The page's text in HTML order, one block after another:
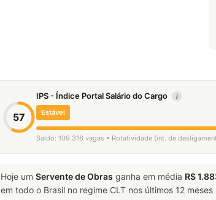
57
IPS - Índice Portal Salário do Cargo i
Estável
Saldo: 109.316 vagas • Rotatividade (int. de
Hoje um Servente de Obras ganha em média R$
em todo o Brasil no regime CLT nos últimos 12 meses